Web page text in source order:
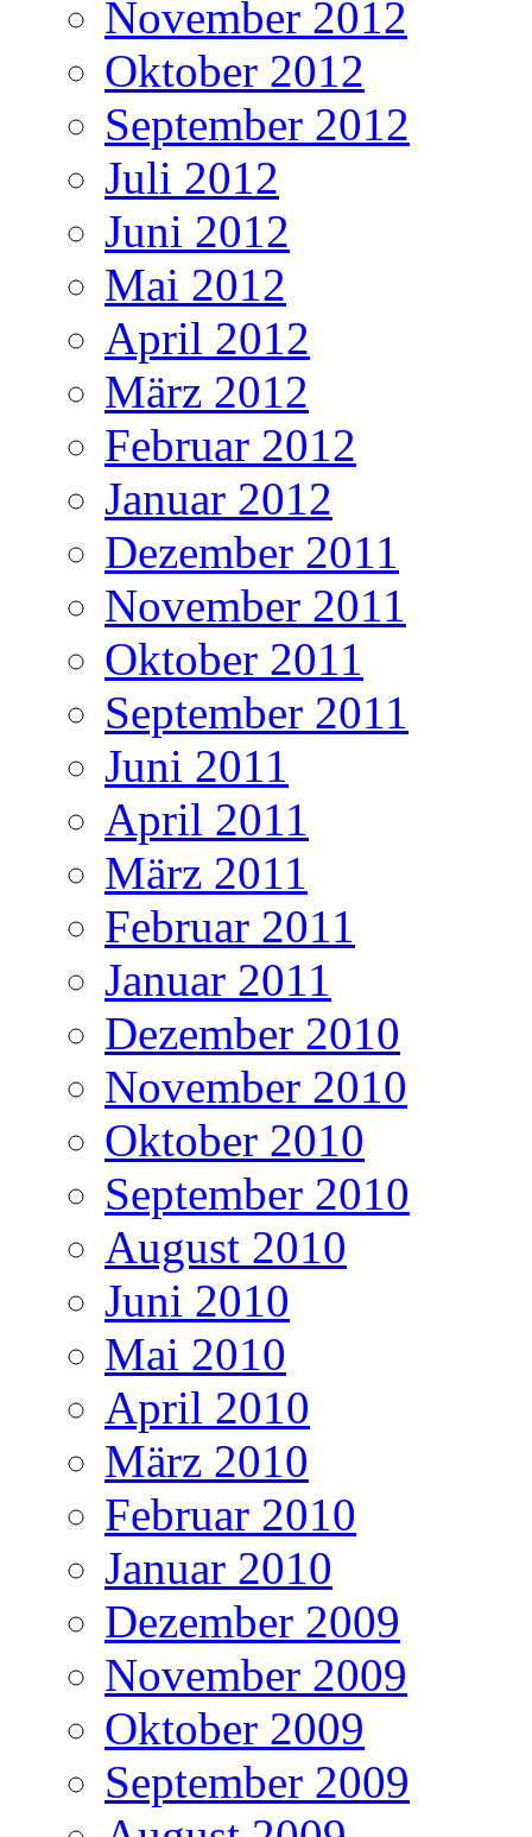
November 2012
Oktober 2012
September 2012
Juli 2012
Juni 2012
Mai 2012
April 2012
März 2012
Februar 2012
Januar 2012
Dezember 2011
November 2011
Oktober 2011
September 2011
Juni 2011
April 2011
März 2011
Februar 2011
Januar 2011
Dezember 2010
November 2010
Oktober 2010
September 2010
August 2010
Juni 2010
Mai 2010
April 2010
März 2010
Februar 2010
Januar 2010
Dezember 2009
November 2009
Oktober 2009
September 2009